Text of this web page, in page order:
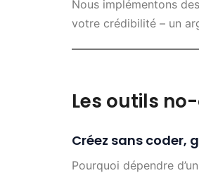
Nous implémentons des
votre crédibilité – un
Les outils
Créez sans coder,
Pourquoi dépendre